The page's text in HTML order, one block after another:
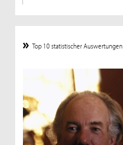
Top 10 statistischer Auswertungen